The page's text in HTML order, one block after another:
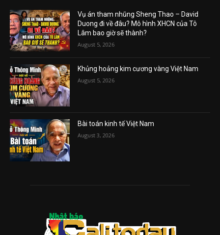
Vụ án tham nhũng Sheng Thao – David
Duong đi về đâu? Mô hình XHCN của Tô
Lâm bao giờ sẽ thành?
August 5, 2026
Khủng hoảng kim cương vàng Việt Nam
August 5, 2026
Bài toán kinh tế Việt Nam
August 3, 2026